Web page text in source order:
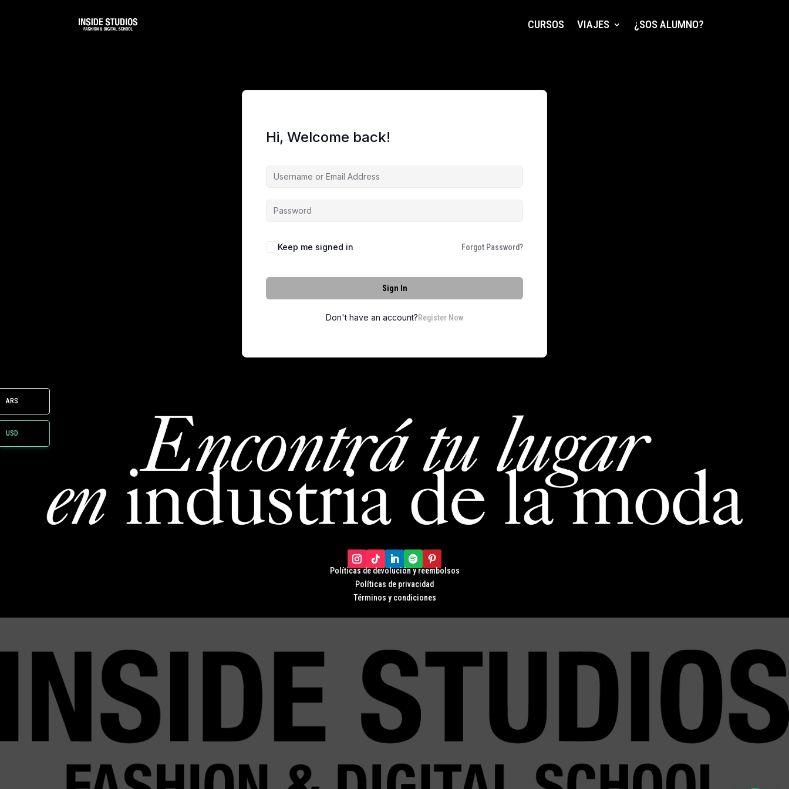
CURSOS VIAJES ¿SOS ALUMNO?
Hi, Welcome back!
Keep me signed in Forgot Password?
Sign In
Don't have an account?Register Now
Políticas de devolución y reembolsos
Políticas de privacidad
Términos y condiciones
ARS
USD